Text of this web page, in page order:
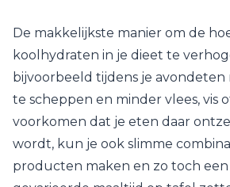
De makkelijkste manier om de
koolhydraten in je dieet te
bijvoorbeeld tijdens je
te scheppen en minder vlees, vis
voorkomen dat je eten daar
wordt, kun je ook slimme
producten maken en zo toch een